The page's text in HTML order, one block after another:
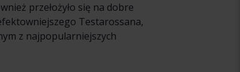
przełożyło się na dobre
Testarossana,
z najpopularniejszych